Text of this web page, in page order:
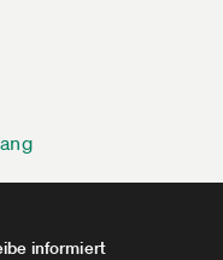
informiert